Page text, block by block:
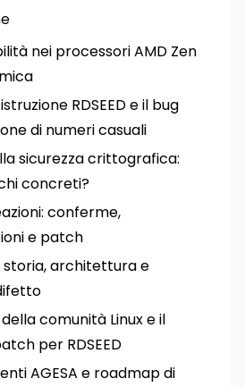
nei processori AMD Zen
RDSEED e il bug
di numeri casuali
sicurezza crittografica:
concreti?
conferme,
e patch
storia, architettura e
comunità Linux e il
per RDSEED
AGESA e roadmap di